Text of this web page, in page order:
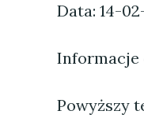
Data: 14-
Informacje
Powyższy